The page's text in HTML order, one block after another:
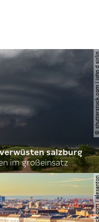
©
salzburg
im großeinsatz